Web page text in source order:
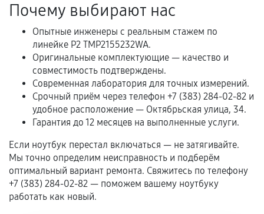
Естественный износ деталей, если иное не
предусмотрено отдельно.
Обращение после окончания гарантийного
срока.
Программные сбои, если это не указано в
отдельных условиях.
Если комплектующие куплены
самостоятельно
Гарантия на выполненные работы может
Почему выбирают нас
Опытные инженеры с реальным стажем по
линейке P2 TMP2155232WA.
Оригинальные комплектующие — качество и
совместимость подтверждены.
Современная лаборатория для точных измерений.
Срочный приём через телефон +7 (383) 284-02-82 и
удобное расположение — Октябрьская улица, 34.
Гарантия до 12 месяцев на выполненные услуги.
Если ноутбук перестал включаться — не затягивайте.
Мы точно определим неисправность и подберём
оптимальный вариант ремонта. Свяжитесь по телефону
+7 (383) 284-02-82 — поможем вашему ноутбуку
работать как новый.